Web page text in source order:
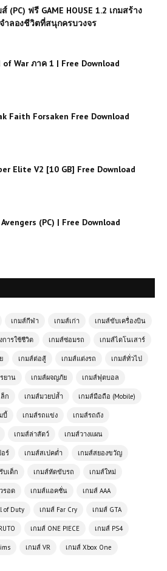
(PC) ฟรี GAME HOUSE 1.2 เกมสร้าง
ำลองชีวิตที่สนุกครบวงจร
of War ภาค 1 | Free Download
Faith Forsaken Free Download
Elite V2 [10 GB] Free Download
Avengers (PC) | Free Download
เกมส์กีฬา เกมส์เก่า เกมส์ขับเครื่องบิน
การใช้ชีวิต เกมส์ซ่อมรถ เกมส์ไดโนเสาร์
เกมส์ต่อสู้ เกมส์แต่งรถ เกมส์ทั่วไป
ยาน เกมส์ผจญภัย เกมส์ฟุตบอล
ก เกมส์มวยปล้ำ เกมส์มือถือ (Mobile)
บี้ เกมส์รถแข่ง เกมส์รถถัง
เกมส์ล่าสัตว์ เกมส์วางแผน
อร์ เกมส์สเปคต่ำ เกมส์สยองขวัญ
บเด็ก เกมส์หัดขับรถ เกมส์ใหม่
รอด เกมส์แอคชั่น เกมส์ AAA
of Duty เกมส์ Far Cry เกมส์ GTA
เกมส์ ONE PIECE เกมส์ PS4
เกมส์ VR เกมส์ Xbox One
Forces
– เกมเอาชีวิตรอด
Stick Duel Shadow
งาผ่านนักสู้ไม้
Super Car
ถสุดเท่ที่ทุกคนใฝ่ฝัน
เมืองแห่งโปเกมอน
ที่สายเกมต้องลอง
(PC) WWE 2K23
Racer Pro –
Alien Sky Invasion
Drifter ผจญภัย